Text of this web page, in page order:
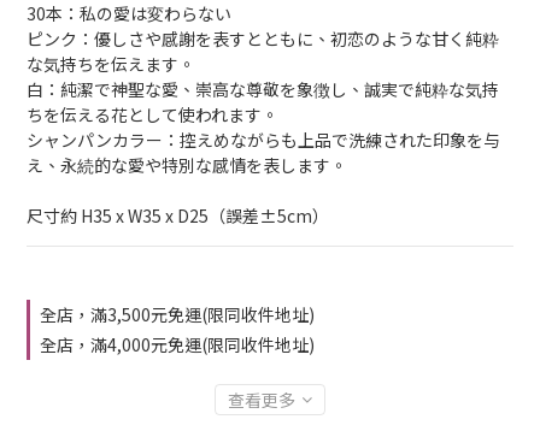
30本：私の愛は変わらない
ピンク：優しさや感謝を表すとともに、初恋のような甘く純粋
な気持ちを伝えます。
白：純潔で神聖な愛、崇高な尊敬を象徴し、誠実で純粋な気持
ちを伝える花として使われます。
シャンパンカラー：控えめながらも上品で洗練された印象を与
え、永続的な愛や特別な感情を表します。
尺寸約 H35 x W35 x D25（誤差±5cm）
全店，滿3,500元免運(限同收件地址)
全店，滿4,000元免運(限同收件地址)
查看更多